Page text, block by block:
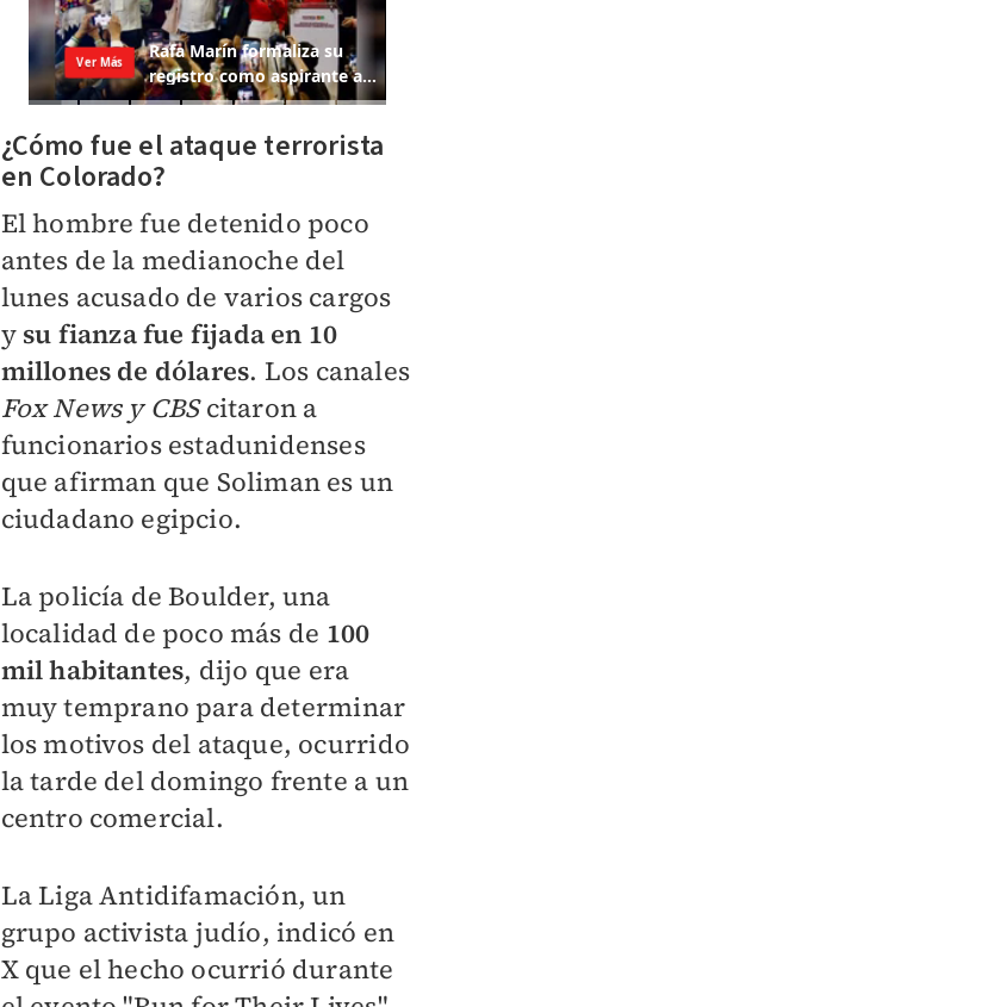
¿Cómo fue el ataque terrorista
en Colorado?
El hombre fue detenido poco
antes de la medianoche del
lunes acusado de varios cargos
y su fianza fue fijada en 10
millones de dólares. Los canales
Fox News y CBScitaron a
funcionarios estadunidenses
que afirman que Soliman es un
ciudadano egipcio.
La policía de Boulder, una
localidad de poco más de 100
mil habitantes, dijo que era
muy temprano para determinar
los motivos del ataque, ocurrido
la tarde del domingo frente a un
centro comercial.
La Liga Antidifamación, un
grupo activista judío, indicó en
X que el hecho ocurrió durante